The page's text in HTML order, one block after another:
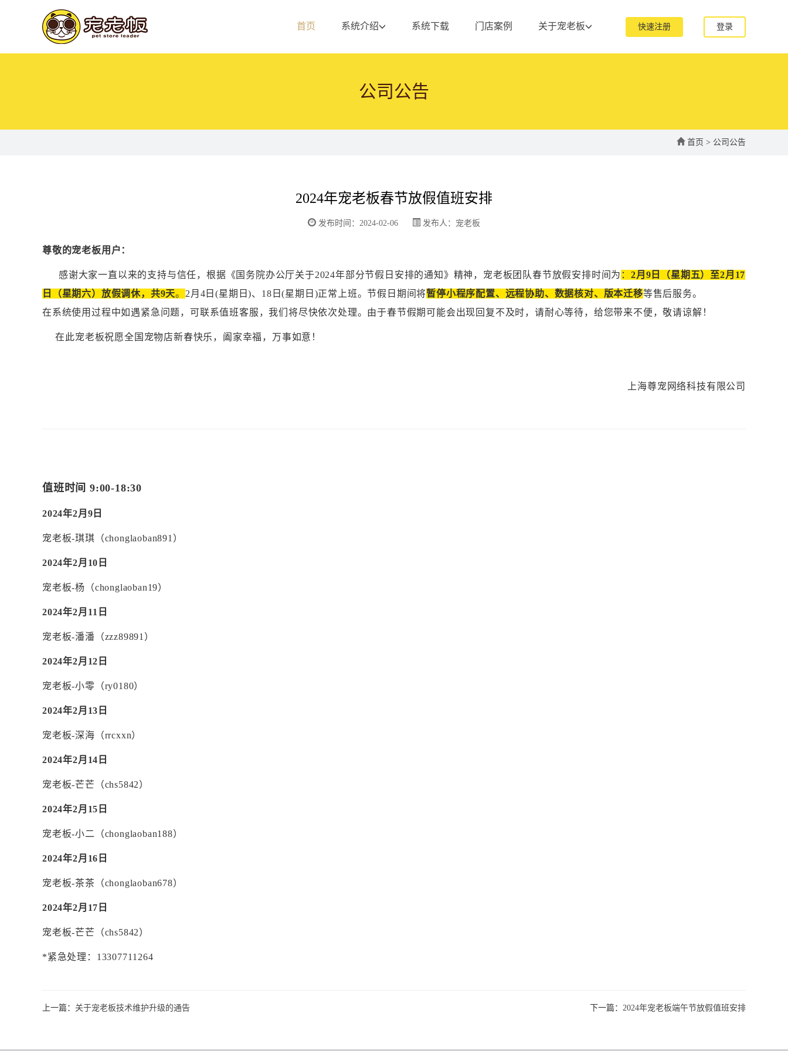
首页 系统介绍 系统下载 门店案例 关于宠老板 快速注册 登录
公司公告
首页 > 公司公告
2024年宠老板春节放假值班安排
发布时间：2024-02-06 发布人：宠老板
尊敬的宠老板用户：
感谢大家一直以来的支持与信任，根据《国务院办公厅关于2024年部分节假日安排的通知》精神，宠老板团队春节放假安排时间为 ：2月9日（星期五）至2月17
日（星期六）放假调休，共9天。 2月4日(星期日)、18日(星期日)正常上班。节假日期间将暂停小程序配置、远程协助、数据核对、版本迁移等售后服务。
在系统使用过程中如遇紧急问题，可联系值班客服，我们将尽快依次处理。由于春节假期可能会出现回复不及时，请耐心等待，给您带来不便，敬请谅解！
在此宠老板祝愿全国宠物店新春快乐，阖家幸福，万事如意！
上海尊宠网络科技有限公司
值班时间 9:00-18:30
2024年2月9日
宠老板-琪琪（chonglaoban891）
2024年2月10日
宠老板-杨（chonglaoban19）
2024年2月11日
宠老板-潘潘（zzz89891）
2024年2月12日
宠老板-小零（ry0180）
2024年2月13日
宠老板-深海（rrcxxn）
2024年2月14日
宠老板-芒芒（chs5842）
2024年2月15日
宠老板-小二（chonglaoban188）
2024年2月16日
宠老板-茶茶（chonglaoban678）
2024年2月17日
宠老板-芒芒（chs5842）
*紧急处理：13307711264
上一篇： 关于宠老板技术维护升级的通告 下一篇： 2024年宠老板端午节放假值班安排